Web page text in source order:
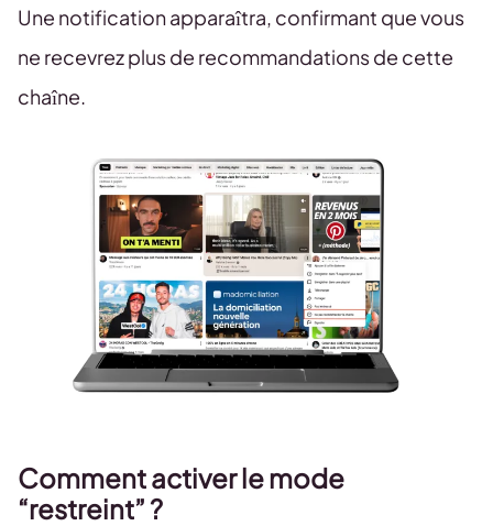
Une notification apparaîtra, confirmant que vous
ne recevrez plus de recommandations de cette
chaîne.
Comment activer le mode
“restreint” ?